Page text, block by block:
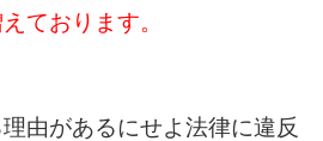
ております。
由があるにせよ法律に違反